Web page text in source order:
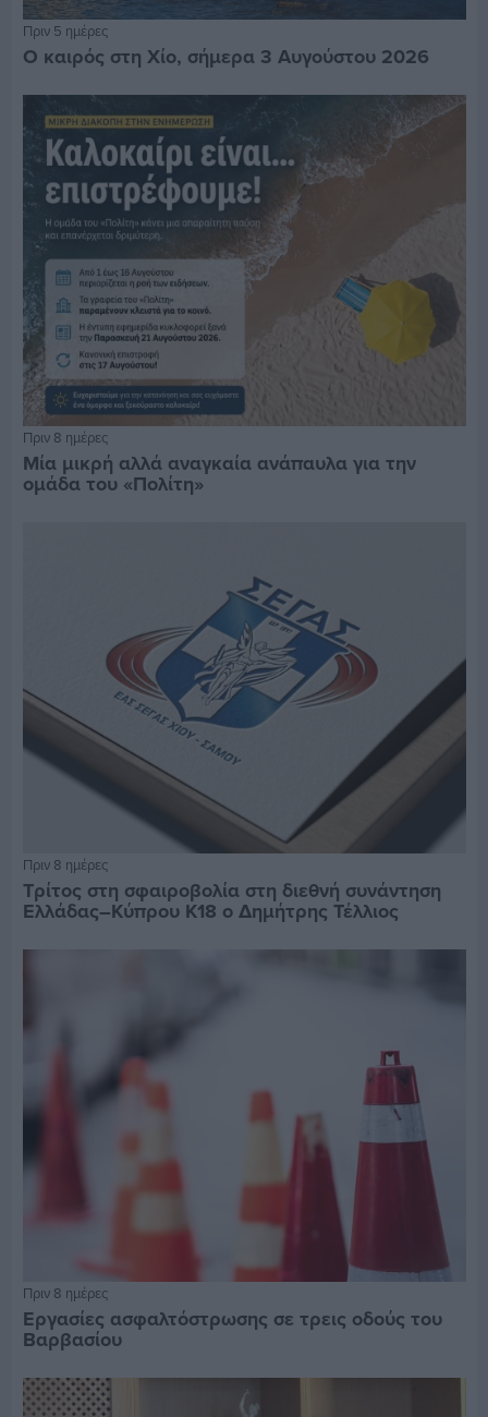
Πριν 5 ημέρες
Ο καιρός στη Χίο, σήμερα 3 Αυγούστου 2026
Πριν 8 ημέρες
Μία μικρή αλλά αναγκαία ανάπαυλα για την
ομάδα του «Πολίτη»
Πριν 8 ημέρες
Τρίτος στη σφαιροβολία στη διεθνή συνάντηση
Ελλάδας–Κύπρου Κ18 ο Δημήτρης Τέλλιος
Πριν 8 ημέρες
Εργασίες ασφαλτόστρωσης σε τρεις οδούς του
Βαρβασίου